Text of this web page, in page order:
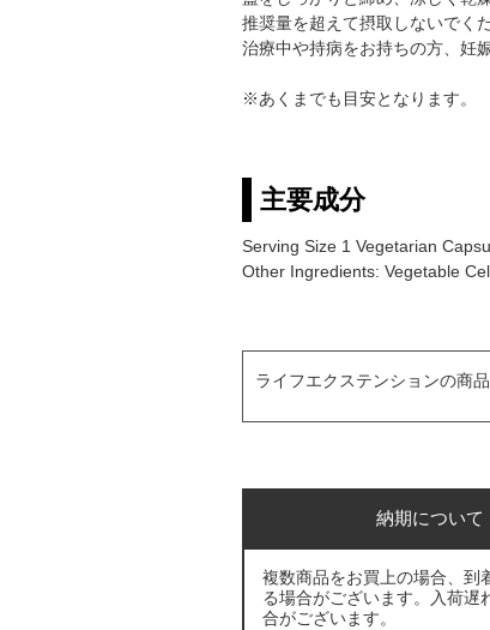
推奨量を超えて摂取しないでくだ
治療中や持病をお持ちの方、妊
※あくまでも目安となります。
主要成分
Serving Size 1 Vegetarian
Other Ingredients: Vegetable
ライフエクステンションの商
納期について
複数商品をお買上の場合、到
る場合がございます。入荷遅
合がございます。